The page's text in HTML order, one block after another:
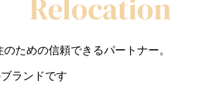
ための信頼できるパートナー。
ブランドです